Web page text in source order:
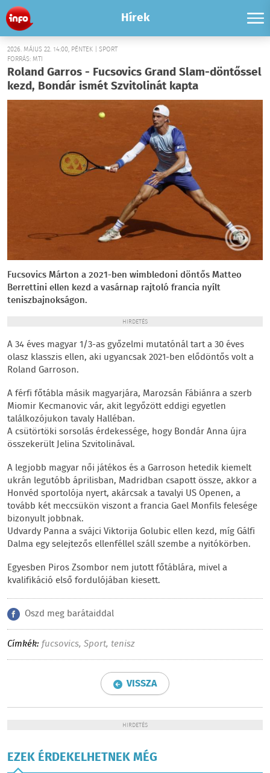
Hírek
2026. MÁJUS 22. 14:00, PÉNTEK | SPORT
FORRÁS: MTI
Roland Garros - Fucsovics Grand Slam-döntőssel
kezd, Bondár ismét Szvitolinát kapta
Fucsovics Márton a 2021-ben wimbledoni döntős Matteo
Berrettini ellen kezd a vasárnap rajtoló francia nyílt
teniszbajnokságon.
HIRDETÉS
A 34 éves magyar 1/3-as győzelmi mutatónál tart a 30 éves
olasz klasszis ellen, aki ugyancsak 2021-ben elődöntős volt a
Roland Garroson.
A férfi főtábla másik magyarjára, Marozsán Fábiánra a szerb
Miomir Kecmanovic vár, akit legyőzött eddigi egyetlen
találkozójukon tavaly Halléban.
A csütörtöki sorsolás érdekessége, hogy Bondár Anna újra
összekerült Jelina Szvitolinával.
A legjobb magyar női játékos és a Garroson hetedik kiemelt
ukrán legutóbb áprilisban, Madridban csapott össze, akkor a
Honvéd sportolója nyert, akárcsak a tavalyi US Openen, a
tovább két meccsükön viszont a francia Gael Monfils felesége
bizonyult jobbnak.
Udvardy Panna a svájci Viktorija Golubic ellen kezd, míg Gálfi
Dalma egy selejtezős ellenféllel száll szembe a nyitókörben.
Egyesben Piros Zsombor nem jutott főtáblára, mivel a
kvalifikáció első fordulójában kiesett.
Oszd meg barátaiddal
Címkék: fucsovics, Sport, tenisz
VISSZA
HIRDETÉS
EZEK ÉRDEKELHETNEK MÉG